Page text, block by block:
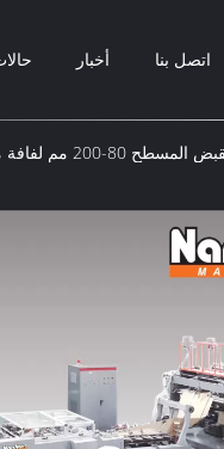
اتصل بنا أخبار